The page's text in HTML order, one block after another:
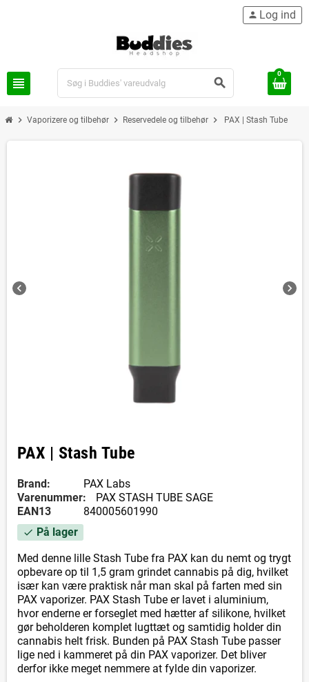
view_headline search
person Log ind
0
chevron_right Vaporizere og tilbehør chevron_right Reservedele og tilbehør chevron_right PAX | Stash Tube
chevron_left chevron_right
PAX | Stash Tube
Brand:
PAX Labs
Varenummer:
PAX STASH TUBE SAGE
EAN13
840005601990
check På lager
Med denne lille Stash Tube fra PAX kan du nemt og trygt
opbevare op til 1,5 gram grindet cannabis på dig, hvilket
især kan være praktisk når man skal på farten med sin
PAX vaporizer. PAX Stash Tube er lavet i aluminium,
hvor enderne er forseglet med hætter af silikone, hvilket
gør beholderen komplet lugttæt og samtidig holder din
cannabis helt frisk. Bunden på PAX Stash Tube passer
lige ned i kammeret på din PAX vaporizer. Det bliver
derfor ikke meget nemmere at fylde din vaporizer.